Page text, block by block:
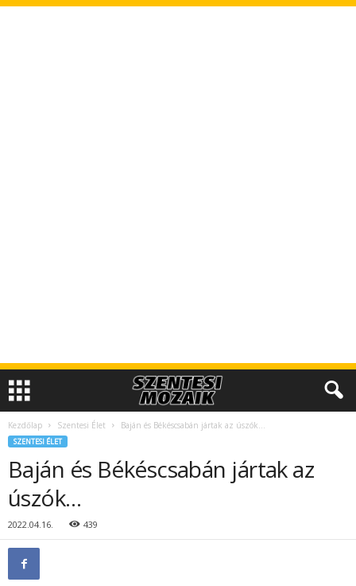
Kezdőlap Szentesi Élet Baján és Békéscsabán jártak az úszók…
SZENTESI ÉLET
Baján és Békéscsabán jártak az
úszók…
2022.04.16. 439